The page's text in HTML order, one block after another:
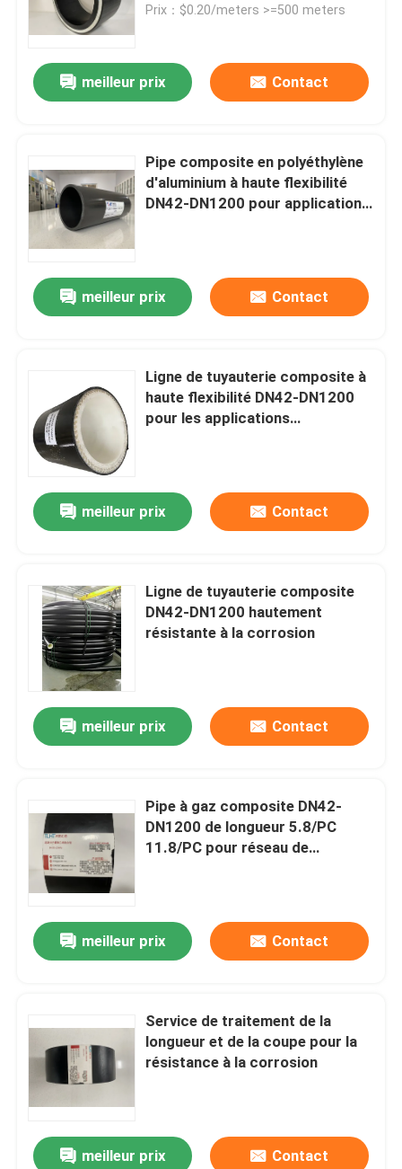
Aperçu
VR Show
Visite d'usine
Prix：$0.20/meters >=500 meters
meilleur prix Contact
Pipe composite en polyéthylène
d'aluminium à haute flexibilité
DN42-DN1200 pour applications
meilleur prix Contact
Ligne de tuyauterie composite à
haute flexibilité DN42-DN1200
pour les applications
meilleur prix Contact
Ligne de tuyauterie composite
DN42-DN1200 hautement
résistante à la corrosion
meilleur prix Contact
Pipe à gaz composite DN42-
DN1200 de longueur 5.8/PC
11.8/PC pour réseau de
meilleur prix Contact
Service de traitement de la
longueur et de la coupe pour la
résistance à la corrosion
meilleur prix Contact